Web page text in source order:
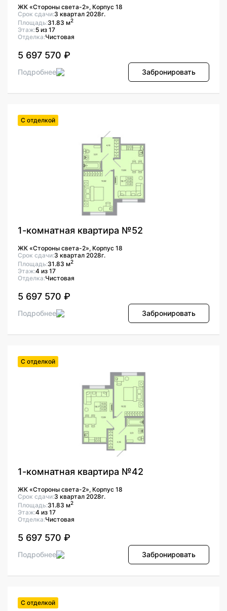
ЖК «Стороны света-2», Корпус 18
Срок сдачи:3 квартал 2028г.
Площадь:31.83 м2
Этаж:5 из 17
Отделка:Чистовая
5 697 570 ₽
Подробнее Забронировать
С отделкой
1-комнатная квартира №52
ЖК «Стороны света-2», Корпус 18
Срок сдачи:3 квартал 2028г.
Площадь:31.83 м2
Этаж:4 из 17
Отделка:Чистовая
5 697 570 ₽
Подробнее Забронировать
С отделкой
1-комнатная квартира №42
ЖК «Стороны света-2», Корпус 18
Срок сдачи:3 квартал 2028г.
Площадь:31.83 м2
Этаж:4 из 17
Отделка:Чистовая
5 697 570 ₽
Подробнее Забронировать
С отделкой